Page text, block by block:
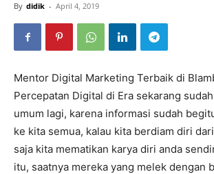
By didik - April 4, 2019
Mentor Digital Marketing Terbaik di
Percepatan Digital di Era sekarang
umum lagi, karena informasi sudah
ke kita semua, kalau kita berdiam diri
saja kita mematikan karya diri anda
itu, saatnya mereka yang melek dengan